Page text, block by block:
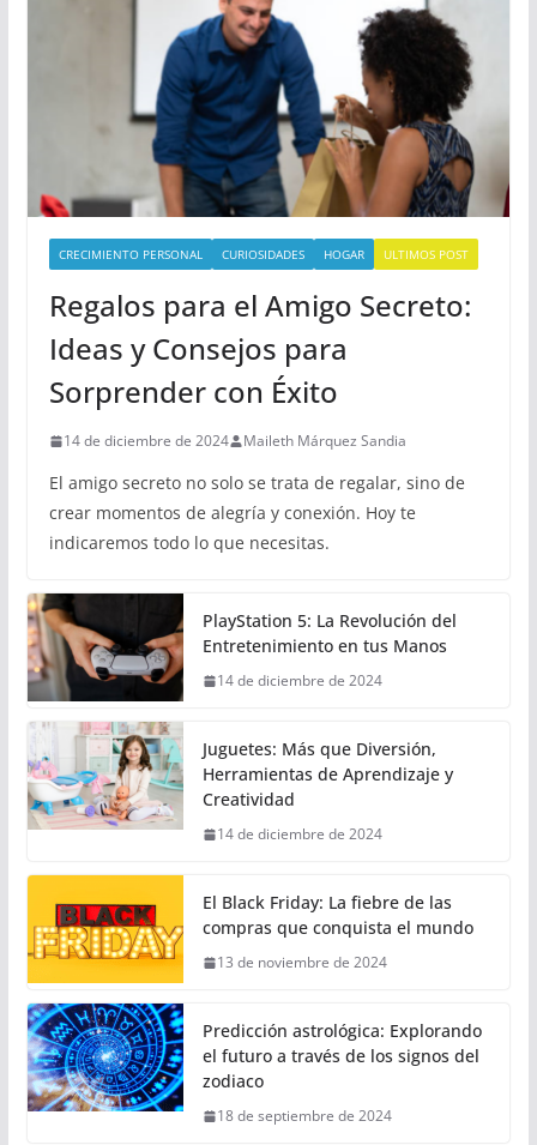
CRECIMIENTO PERSONAL CURIOSIDADES HOGAR ULTIMOS POST
Regalos para el Amigo Secreto:
Ideas y Consejos para
Sorprender con Éxito
14 de diciembre de 2024 Maileth Márquez Sandia
El amigo secreto no solo se trata de regalar, sino de
crear momentos de alegría y conexión. Hoy te
indicaremos todo lo que necesitas.
PlayStation 5: La Revolución del
Entretenimiento en tus Manos
14 de diciembre de 2024
Juguetes: Más que Diversión,
Herramientas de Aprendizaje y
Creatividad
14 de diciembre de 2024
El Black Friday: La fiebre de las
compras que conquista el mundo
13 de noviembre de 2024
Predicción astrológica: Explorando
el futuro a través de los signos del
zodiaco
18 de septiembre de 2024